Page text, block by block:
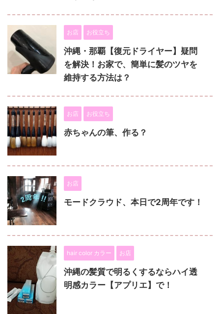
お店 お役立ち
沖縄・那覇【復元ドライヤー】疑問
を解決！お家で、簡単に髪のツヤを
維持する方法は？
お店 お役立ち
赤ちゃんの筆、作る？
お店
モードクラウド、本日で2周年です！
hair color カラー お店
沖縄の髪質で明るくするならハイ透
明感カラー【アプリエ】で！